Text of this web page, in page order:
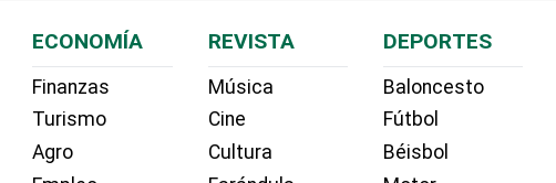
ECONOMÍA
Finanzas
Turismo
Agro
REVISTA
Música
Cine
Cultura
DEPORTES
Baloncesto
Fútbol
Béisbol